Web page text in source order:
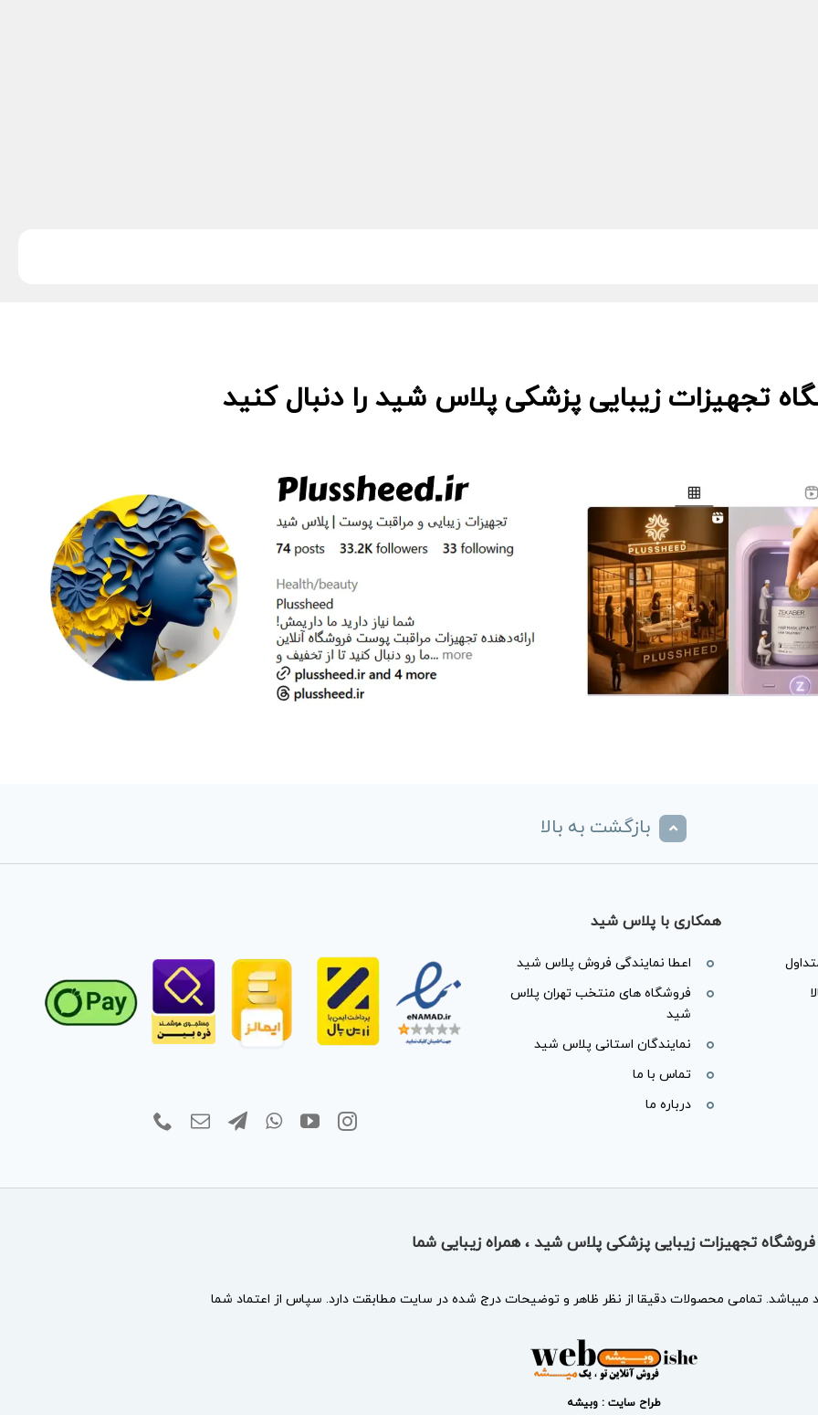
تجهیزات زیبایی پزشکی پلاس شید را دنبال کنید
بازگشت به بالا
همکاری با پلاس شید
اعطا نمایندگی فروش پلاس شید
فروشگاه های منتخب تهران پلاس
شید
نمایندگان استانی پلاس شید
تماس با ما
درباره ما
فروشگاه تجهیزات زیبایی پزشکی پلاس شید ، همراه زیبایی شما
میباشد. تمامی محصولات دقیقا از نظر ظاهر و توضیحات درج شده در سایت مطابقت دارد. سپاس از اعتماد شما
طراح سایت : وبیشه